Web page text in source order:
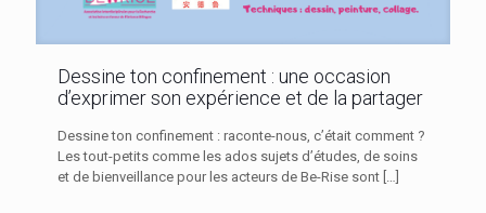
Dessine ton confinement : une occasion
d’exprimer son expérience et de la partager
Dessine ton confinement : raconte-nous, c’était comment ?
Les tout-petits comme les ados sujets d’études, de soins
et de bienveillance pour les acteurs de Be-Rise sont […]